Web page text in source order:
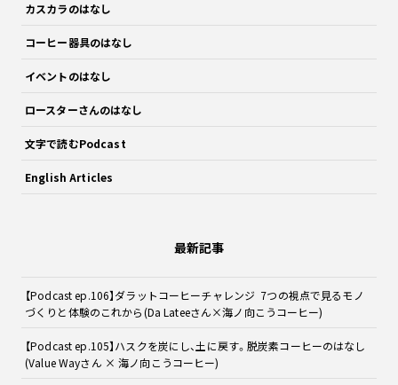
カスカラのはなし
コーヒー器具のはなし
イベントのはなし
ロースターさんのはなし
文字で読むPodcast
English Articles
最新記事
【Podcast ep.106】ダラットコーヒーチャレンジ 7つの視点で見るモノ
づくりと体験のこれから(Da Lateeさん×海ノ向こうコーヒー)
【Podcast ep.105】ハスクを炭にし、土に戻す。脱炭素コーヒーのはなし
(Value Wayさん × 海ノ向こうコーヒー)